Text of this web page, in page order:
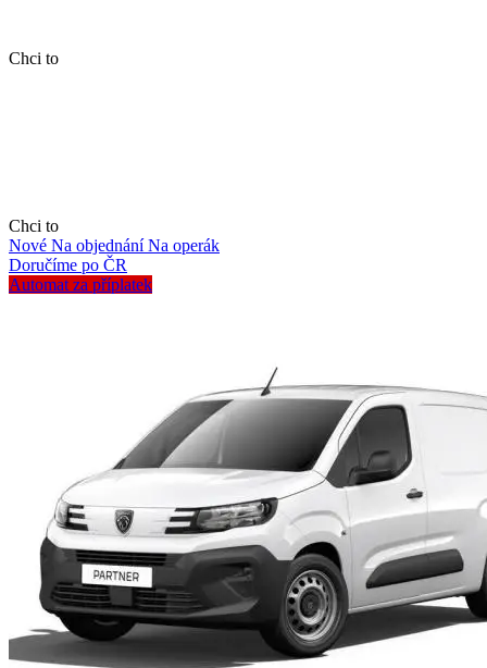
Chci to
Chci to
Nové Na objednáníNa operák
Doručíme po ČR
Automat za příplatek